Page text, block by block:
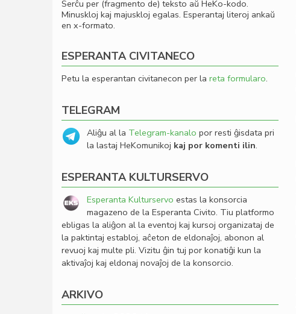
Serĉu per (fragmento de) teksto aŭ HeKo-kodo.
Minuskloj kaj majuskloj egalas. Esperantaj literoj ankaŭ
en x-formato.
ESPERANTA CIVITANECO
Petu la esperantan civitanecon per la reta formularo.
TELEGRAM
Aliĝu al la Telegram-kanalo por resti ĝisdata pri
la lastaj HeKomunikoj kaj por komenti ilin.
ESPERANTA KULTURSERVO
Esperanta Kulturservo estas la konsorcia
magazeno de la Esperanta Civito. Tiu platformo
ebligas la aliĝon al la eventoj kaj kursoj organizataj de
la paktintaj establoj, aĉeton de eldonaĵoj, abonon al
revuoj kaj multe pli. Vizitu ĝin tuj por konatiĝi kun la
aktivaĵoj kaj eldonaj novaĵoj de la konsorcio.
ARKIVO